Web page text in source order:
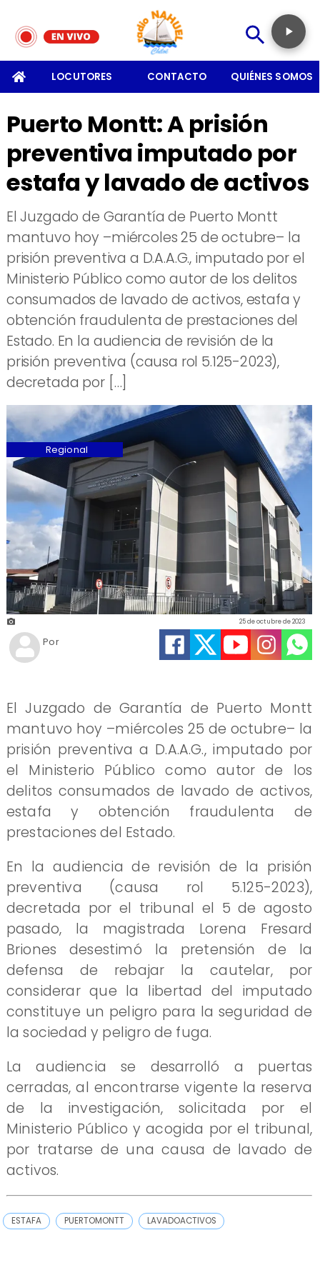
LOCUTORES CONTACTO QUIÉNES SOMOS
Puerto Montt: A prisión
preventiva imputado por
estafa y lavado de activos
El Juzgado de Garantía de Puerto Montt
mantuvo hoy –miércoles 25 de octubre– la
prisión preventiva a D.A.A.G., imputado por el
Ministerio Público como autor de los delitos
consumados de lavado de activos, estafa y
obtención fraudulenta de prestaciones del
Estado. En la audiencia de revisión de la
prisión preventiva (causa rol 5.125-2023),
decretada por […]
25 de octubre de 2023
Regional
Por
El Juzgado de Garantía de Puerto Montt
mantuvo hoy –miércoles 25 de octubre– la
prisión preventiva a D.A.A.G., imputado por
el Ministerio Público como autor de los
delitos consumados de lavado de activos,
estafa y obtención fraudulenta de
prestaciones del Estado.
En la audiencia de revisión de la prisión
preventiva (causa rol 5.125-2023),
decretada por el tribunal el 5 de agosto
pasado, la magistrada Lorena Fresard
Briones desestimó la pretensión de la
defensa de rebajar la cautelar, por
considerar que la libertad del imputado
constituye un peligro para la seguridad de
la sociedad y peligro de fuga.
La audiencia se desarrolló a puertas
cerradas, al encontrarse vigente la reserva
de la investigación, solicitada por el
Ministerio Público y acogida por el tribunal,
por tratarse de una causa de lavado de
activos.
ESTAFA PUERTOMONTT LAVADOACTIVOS